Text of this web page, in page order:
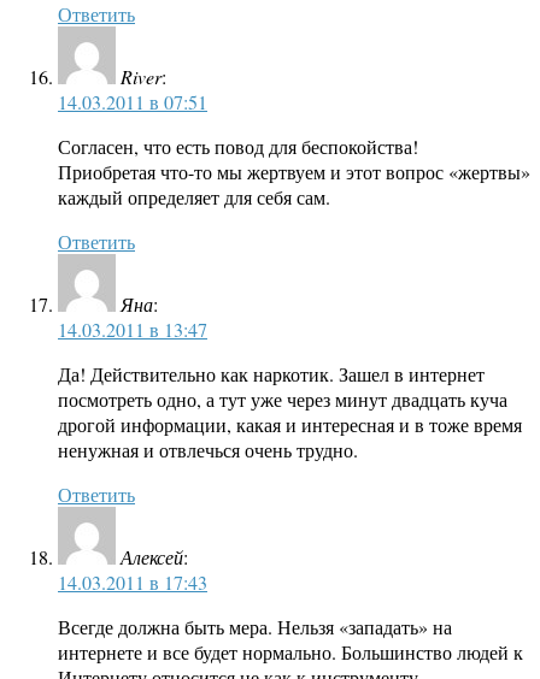
Ответить
River:
14.03.2011 в 07:51
Согласен, что есть повод для беспокойства!
Приобретая что-то мы жертвуем и этот вопрос «жертвы»
каждый определяет для себя сам.
Ответить
Яна:
14.03.2011 в 13:47
Да! Действительно как наркотик. Зашел в интернет
посмотреть одно, а тут уже через минут двадцать куча
дрогой информации, какая и интересная и в тоже время
ненужная и отвлечься очень трудно.
Ответить
Алексей:
14.03.2011 в 17:43
Всегде должна быть мера. Нельзя «западать» на
интернете и все будет нормально. Большинство людей к